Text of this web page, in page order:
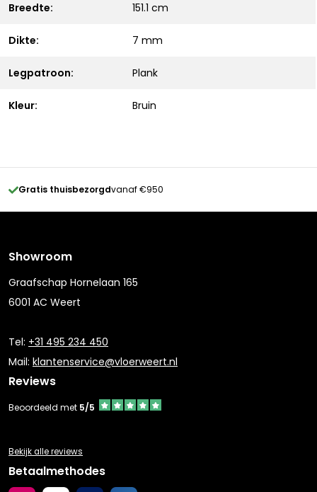
Breedte: 151.1 cm
Dikte: 7 mm
Legpatroon: Plank
Kleur: Bruin
Gratis thuisbezorgdvanaf €950
Showroom
Graafschap Hornelaan 165
6001 AC Weert
Tel: +31 495 234 450
Mail: klantenservice@vloerweert.nl
Reviews
Beoordeeld met 5/5
Bekijk alle reviews
Betaalmethodes